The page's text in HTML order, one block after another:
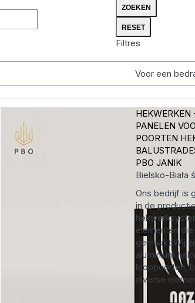
Filtres
Voor een
PANELEN
POORTEN
PBO JANIK
Bielsko-Biała
Ons bedrijf is
in de
elementen
gemaakt.Wij
aluminium
looppoorten,
diverse